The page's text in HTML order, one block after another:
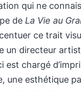
qui ne
de La Vie au
ce trait
un directeur
est chargé
une esthétique